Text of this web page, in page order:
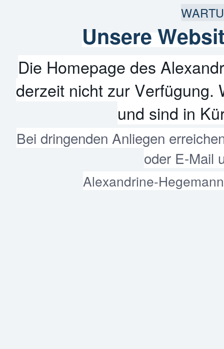
Unsere
Die Homepage des
derzeit nicht zur Verfügung.
und sind in
Bei dringenden Anliegen
oder E-Mail
Alexandrine-